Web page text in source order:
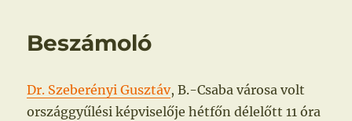
Beszámoló
Dr. Szeberényi Gusztáv, B.-Csaba városa volt
országgyűlési képviselője hétfőn délelőtt 11 óra